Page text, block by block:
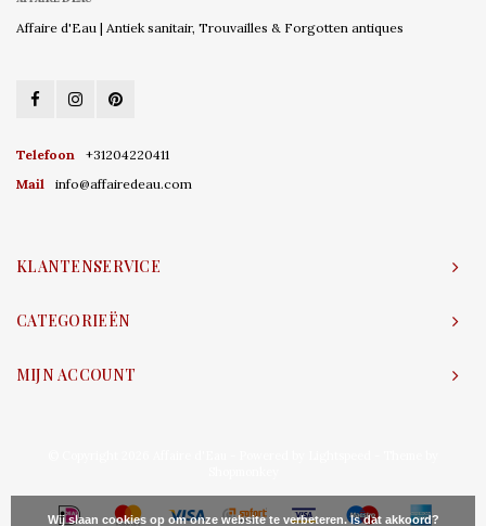
Affaire d'Eau | Antiek sanitair, Trouvailles & Forgotten antiques
Telefoon
+31204220411
Mail
info@affairedeau.com
KLANTENSERVICE
CATEGORIEËN
MIJN ACCOUNT
Wij slaan cookies op om onze website te verbeteren. Is dat akkoord?